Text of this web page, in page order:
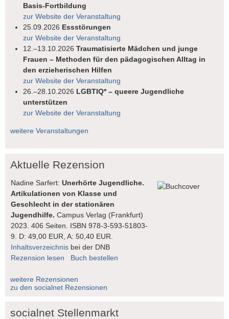
Basis-Fortbildung
zur Website der Veranstaltung
25.09.2026 Essstörungen
zur Website der Veranstaltung
12.–13.10.2026Traumatisierte Mädchen und junge
Frauen – Methoden für den pädagogischen Alltag in
den erzieherischen Hilfen
zur Website der Veranstaltung
26.–28.10.2026 LGBTIQ* – queere Jugendliche
unterstützen
zur Website der Veranstaltung
weitere Veranstaltungen
Aktuelle Rezension
Nadine Sarfert:Unerhörte Jugendliche.
Artikulationen von Klasse und
Geschlecht in der stationären
Jugendhilfe.Campus Verlag (Frankfurt)
2023. 406 Seiten. ISBN 978-3-593-51803-
9. D: 49,00 EUR, A: 50,40 EUR.
Inhaltsverzeichnis bei der DNB
Rezension lesen
Buch bestellen
weitere Rezensionen
zu den socialnet Rezensionen
socialnet Stellenmarkt